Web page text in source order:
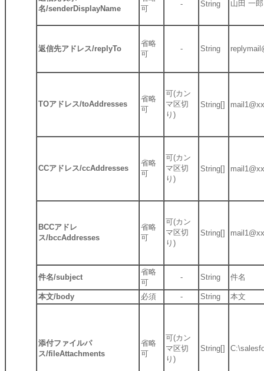
名/senderDisplayName
可
- String 山田 一郎
返信先アドレス/replyTo
省略
可
- String
TOアドレス/toAddresses
省略
可
可(カン
マ区切
り)
String[]
CCアドレス/ccAddresses
省略
可
可(カン
マ区切
り)
String[]
BCCアドレ
ス/bccAddresses
省略
可
可(カン
マ区切
り)
String[]
件名/subject
省略
可
- String 件名
本文/body 必須 - String 本文
添付ファイルパ
ス/fileAttachments
省略
可
可(カン
マ区切
り)
String[]